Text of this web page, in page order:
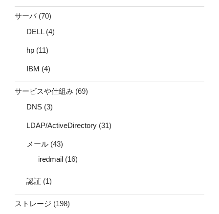
サーバ(70)
DELL(4)
hp (11)
IBM (4)
サービスや仕組み (69)
DNS (3)
LDAP/ActiveDirectory (31)
メール (43)
iredmail (16)
認証 (1)
ストレージ (198)